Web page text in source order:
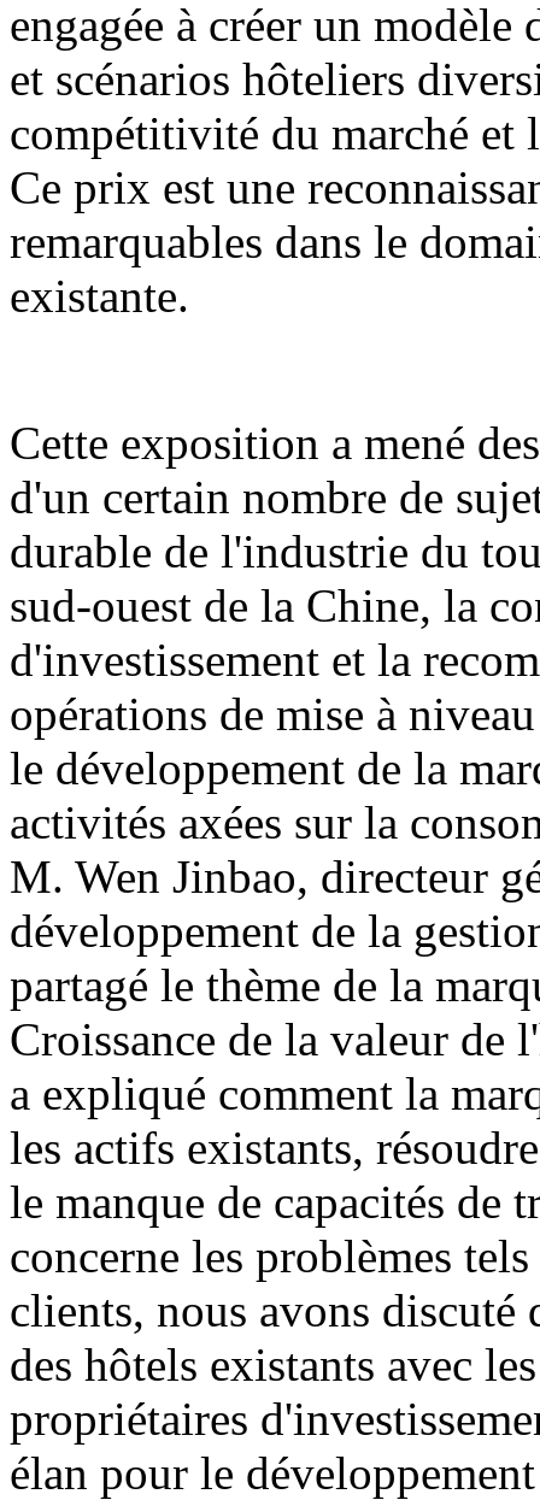
engagée à créer un
et scénarios hôteliers
compétitivité du marché et
Ce prix est une
remarquables dans le
existante.
Cette exposition a mené
d'un certain nombre de
durable de l'industrie du
sud-ouest de la Chine, la
d'investissement et la
opérations de mise à
le développement de la
activités axées sur la
M. Wen Jinbao, directeur
développement de la
partagé le thème de la
Croissance de la valeur de
a expliqué comment la
les actifs existants,
le manque de capacités de
concerne les problèmes
clients, nous avons
des hôtels existants avec
propriétaires
élan pour le